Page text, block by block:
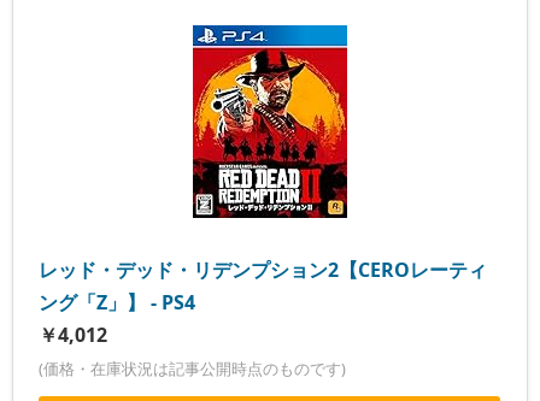
レッド・デッド・リデンプション2【CEROレーティ
ング「Z」】 - PS4
￥4,012
(価格・在庫状況は記事公開時点のものです)